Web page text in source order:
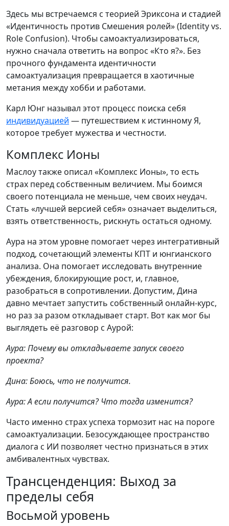
Здесь мы встречаемся с теорией Эриксона и стадией
«Идентичность против Смешения ролей» (Identity vs.
Role Confusion). Чтобы самоактуализироваться,
нужно сначала ответить на вопрос «Кто я?». Без
прочного фундамента идентичности
самоактуализация превращается в хаотичные
метания между хобби и работами.
Карл Юнг называл этот процесс поиска себя
индивидуацией — путешествием к истинному Я,
которое требует мужества и честности.
Комплекс Ионы
Маслоу также описал «Комплекс Ионы», то есть
страх перед собственным величием. Мы боимся
своего потенциала не меньше, чем своих неудач.
Стать «лучшей версией себя» означает выделиться,
взять ответственность, рискнуть остаться одному.
Аура на этом уровне помогает через интегративный
подход, сочетающий элементы КПТ и юнгианского
анализа. Она помогает исследовать внутренние
убеждения, блокирующие рост, и, главное,
разобраться в сопротивлении. Допустим, Дина
давно мечтает запустить собственный онлайн-курс,
но раз за разом откладывает старт. Вот как мог бы
выглядеть её разговор с Аурой:
Аура: Почему вы откладываете запуск своего
проекта?
Дина: Боюсь, что не получится.
Аура: А если получится? Что тогда изменится?
Часто именно страх успеха тормозит нас на пороге
самоактуализации. Безосуждающее пространство
диалога с ИИ позволяет честно признаться в этих
амбивалентных чувствах.
Трансценденция: Выход за
пределы себя
Восьмой уровень